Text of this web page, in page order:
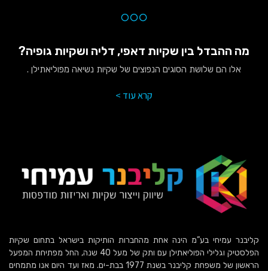
מה ההבדל בין שקיות דאפי, דליה ושקיות גופיה?
אלו הם שלושת הסוגים הנפוצים של שקיות נשיאה מפוליאתילן .
קרא עוד >
קליבנר עמיחי בע”מ הינה אחת מהחברות הותיקות בישראל בתחום שקיות
הפלסטיק וגלילי הפוליאתילן עם ותק של מעל 40 שנה, החל מפתיחת המפעל
הראשון של משפחת קליבנר בשנת 1977 בבת-ים. מאז ועד היום אנו מתמחים